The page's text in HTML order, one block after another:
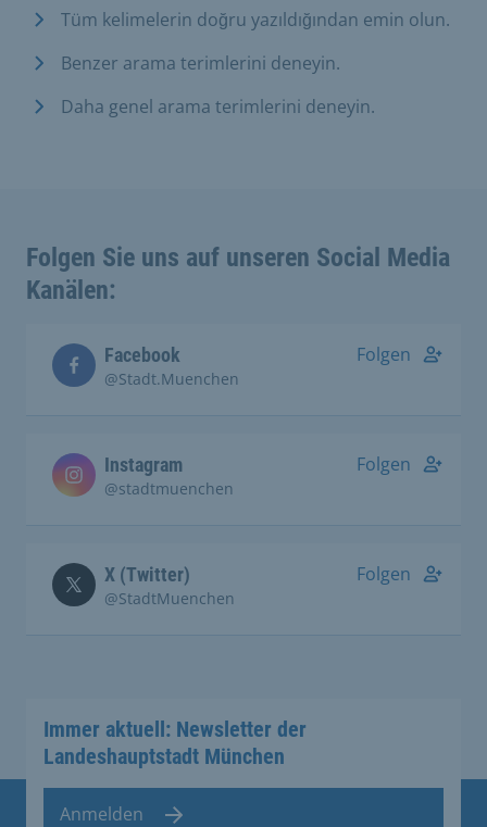
Tüm kelimelerin doğru yazıldığından emin olun.
Benzer arama terimlerini deneyin.
Daha genel arama terimlerini deneyin.
Folgen Sie uns auf unseren Social Media
Kanälen:
Facebook
@Stadt.Muenchen
Folgen
Instagram
@stadtmuenchen
Folgen
X (Twitter)
@StadtMuenchen
Folgen
Immer aktuell: Newsletter der
Landeshauptstadt München
Anmelden